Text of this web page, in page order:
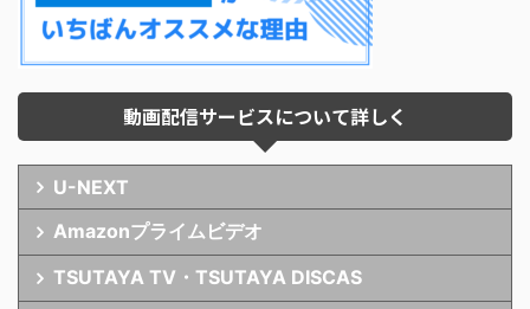
動画配信サービスについて詳しく
U-NEXT
Amazonプライムビデオ
TSUTAYA TV・TSUTAYA DISCAS